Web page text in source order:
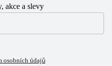
akce a slevy
osobních údajů